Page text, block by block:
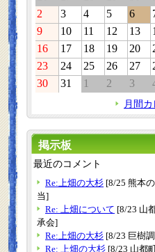
2
3 4 5 6
9
10 11 12 13
16
17 18 19 20
23
24 25 26 27
30
31 1 2 3
月間
掲示板
最近のコメント
Re:上畑の大杉 [8/25 熊本
当]
Re: 上畑について [8/23 山
承会]
Re:上畑の大杉 [8/23 巨樹
Re: 上畑の大杉 [8/23 山都